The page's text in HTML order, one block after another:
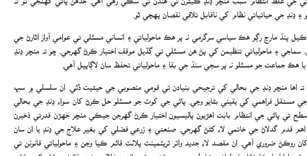
۽ ڍنڍ جي حياتياتي نظام کي ناقابل تلافي نقصان پهچي ٿو.
پنڌ مارچ رڳو هڪ سياسي سرگرمي نه پر هڪ ماحولياتي ۽ انساني مسئلي تي عوامي آواز اٿارڻ جي
۽ ماحولياتي تنظيمن کي پڻ هن مسئلي تي گڏيل موقف اختيار ڪرڻ گهرجي، ڇو ته منڇر ڍنڍ
هڪ جماعت جو مسئلو نه پر سڄي سنڌ جي بقا ۽ ماحولياتي تحفظ سان لاڳاپيل آهي.
اها منڇر ڍنڍ جي بحالي کي ترجيحي بنيادن تي قومي منصوبي جي حيثيت ڏئي. ان سلسلي ۾ سڀ
مستقل فراهمي کي يقيني بڻايو وڃي. پاڻي جي کوٽ جو مسئلو حل ڪرڻ کان سواءِ ڍنڍ جي بحالي
تي پاڻي جي انتظام بابت اهڙيون پاليسيون اختيار ڪرڻ گهرجن جيڪي منڇر جهڙن قدرتي ذخيرن
اهم قدم گدلاڻ جي خاتمي لاءِ کڻڻ گهرجي. صنعتي ۽ زرعي فضلي کي بغير علاج جي ڍنڍ يا ان سان
روڪڻ ضروري آهي. ان مقصد لاءِ جديد واٽر ٽريٽمينٽ پلانٽ قائم ڪيا وڃن ۽ ماحولياتي قانونن تي
ادارا يا ڪارخانا ماحولياتي ضابطن جي ڀڃڪڙي ڪن، انهن خلاف سخت قانوني ڪارروائي ڪئي